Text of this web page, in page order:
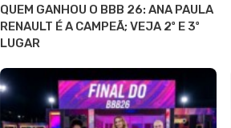
QUEM GANHOU O BBB 26: ANA PAULA
RENAULT É A CAMPEÃ; VEJA 2º E 3º
LUGAR